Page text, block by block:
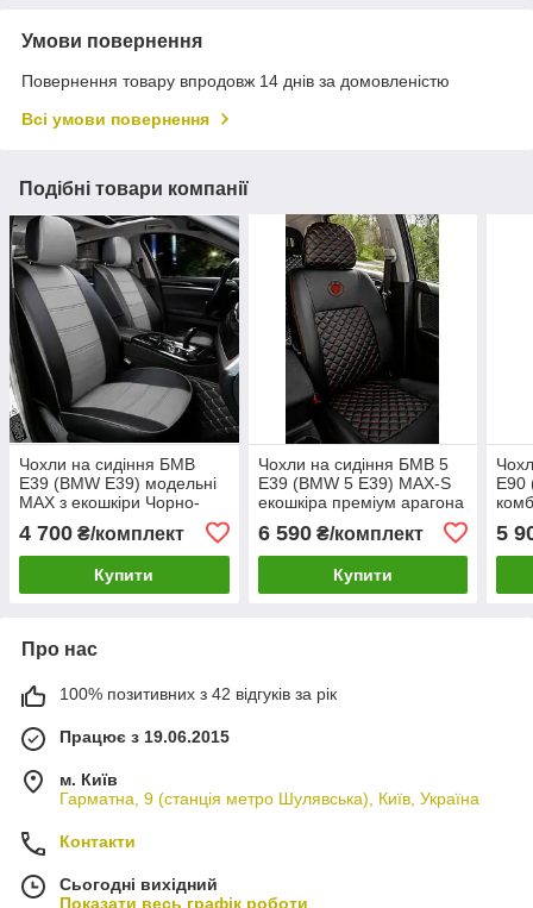
Умови повернення
Повернення товару впродовж 14 днів за домовленістю
Всі умови повернення
Подібні товари компанії
Чохли на сидіння БМВ
Е39 (BMW E39) модельні
MAX з екошкіри Чорно-
4 700 ₴/комплект
Купити
Чохли на сидіння БМВ 5
Е39 (BMW 5 E39) MAX-S
екошкіра преміум арагона
6 590₴/комплект
Купити
Е90
5
Про нас
100% позитивних з 42 відгуків за рік
Працює з 19.06.2015
м. Київ
Гарматна, 9 (станція метро Шулявська), Київ, Україна
Контакти
Сьогодні вихідний
Показати весь графік роботи